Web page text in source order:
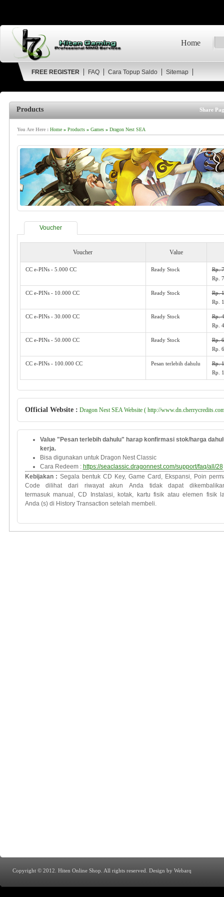
Home
FREE REGISTER FAQ Cara Topup Saldo Sitemap
Products Share
You Are Here : Home» Products» Games» Dragon Nest SEA
Voucher
Voucher Value
CC e-PINs - 5.000 CC Ready Stock
Rp.
Rp.
CC e-PINs - 10.000 CC Ready Stock
Rp.
Rp.
CC e-PINs - 30.000 CC Ready Stock
Rp.
Rp.
CC e-PINs - 50.000 CC Ready Stock
Rp.
Rp.
CC e-PINs - 100.000 CC Pesan terlebih dahulu
Rp.
Rp.
Official Website : Dragon Nest SEA Website ( http://
Value "Pesan terlebih dahulu" harap konfirmasi stok/harga
kerja.
Bisa digunakan untuk Dragon Nest Classic
Cara Redeem : https://seaclassic.dragonnest.com/support/faq/all/28
Kebijakan : Segala bentuk CD Key, Game Card, Ekspansi, Poin
Code dilihat dari riwayat akun Anda tidak
dapat
termasuk manual ,CD Instalasi, kotak, kartu fisik atau elemen fisik
Anda (s) di History Transaction setelah membeli.
Copyright © 2012. Hiten Online Shop. All rights reserved.Design by Webarq